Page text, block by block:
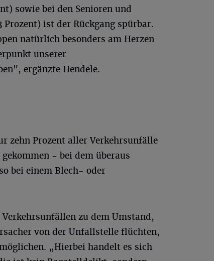
sowie bei den Senioren und
Prozent) ist der Rückgang spürbar.
natürlich besonders am Herzen
unserer
ergänzte Hendele.
zehn Prozent aller Verkehrsunfälle
- bei dem überaus
bei einem Blech- oder
zu dem Umstand,
von der Unfallstelle flüchten,
„Hierbei handelt es sich